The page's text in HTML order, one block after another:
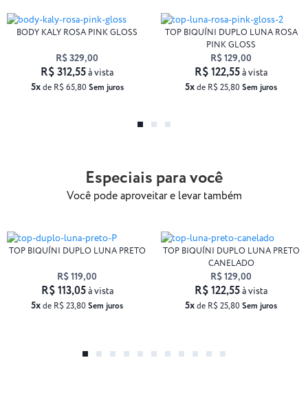
BODY KALY ROSA PINK GLOSS
R$ 329,00
5xde R$ 65,80 Sem juros
R$ 312,55à vista
TOP BIQUÍNI DUPLO LUNA ROSA
PINK GLOSS
R$ 129,00
5xde R$ 25,80 Sem juros
R$ 122,55à vista
Especiais para você
Você pode aproveitar e levar também
TOP BIQUÍNI DUPLO LUNA PRETO
R$ 119,00
5xde R$ 23,80 Sem juros
R$ 113,05à vista
TOP BIQUÍNI DUPLO LUNA PRETO
CANELADO
R$ 129,00
5xde R$ 25,80 Sem juros
R$ 122,55à vista